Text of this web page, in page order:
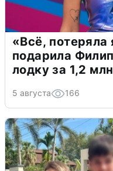
«Всё,
подарила
лодку за 1,2
5 августа 166